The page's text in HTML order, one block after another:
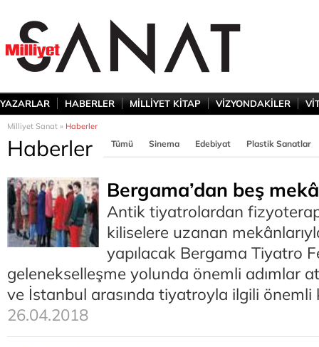
YAZARLAR HABERLER MİLLİYET KİTAP VİZYONDAKİLER
Milliyet Sanat » Haberler
Haberler Tümü Sinema Edebiyat Plastik Sanatlar
Bergama’dan beş
Antik tiyatrolardan
kiliselere uzanan
yapılacak Bergama Tiyatro
gelenekselleşme yolunda önemli adımlar
ve İstanbul arasında tiyatroyla ilgili
26.04.2018